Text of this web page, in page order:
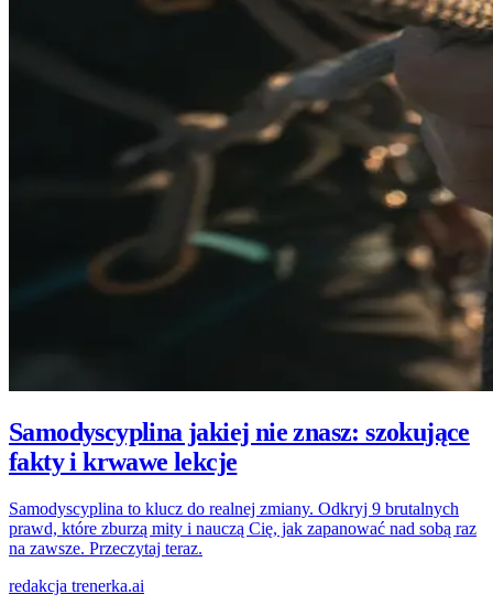
Samodyscyplina jakiej nie znasz: szokujące
fakty i krwawe lekcje
Samodyscyplina to klucz do realnej zmiany. Odkryj 9 brutalnych
prawd, które zburzą mity i nauczą Cię, jak zapanować nad sobą raz
na zawsze. Przeczytaj teraz.
redakcja trenerka.ai